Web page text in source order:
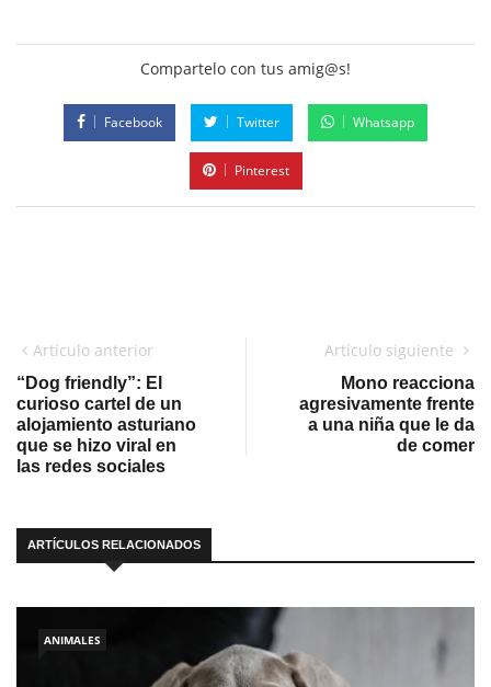
Compartelo con tus amig@s!
Facebook Twitter Whatsapp
Pinterest
Artículo anterior
“Dog friendly”: El
curioso cartel de un
alojamiento asturiano
que se hizo viral en
las redes sociales
Artículo siguiente
Mono reacciona
agresivamente frente
a una niña que le da
de comer
ARTÍCULOS RELACIONADOS
ANIMALES